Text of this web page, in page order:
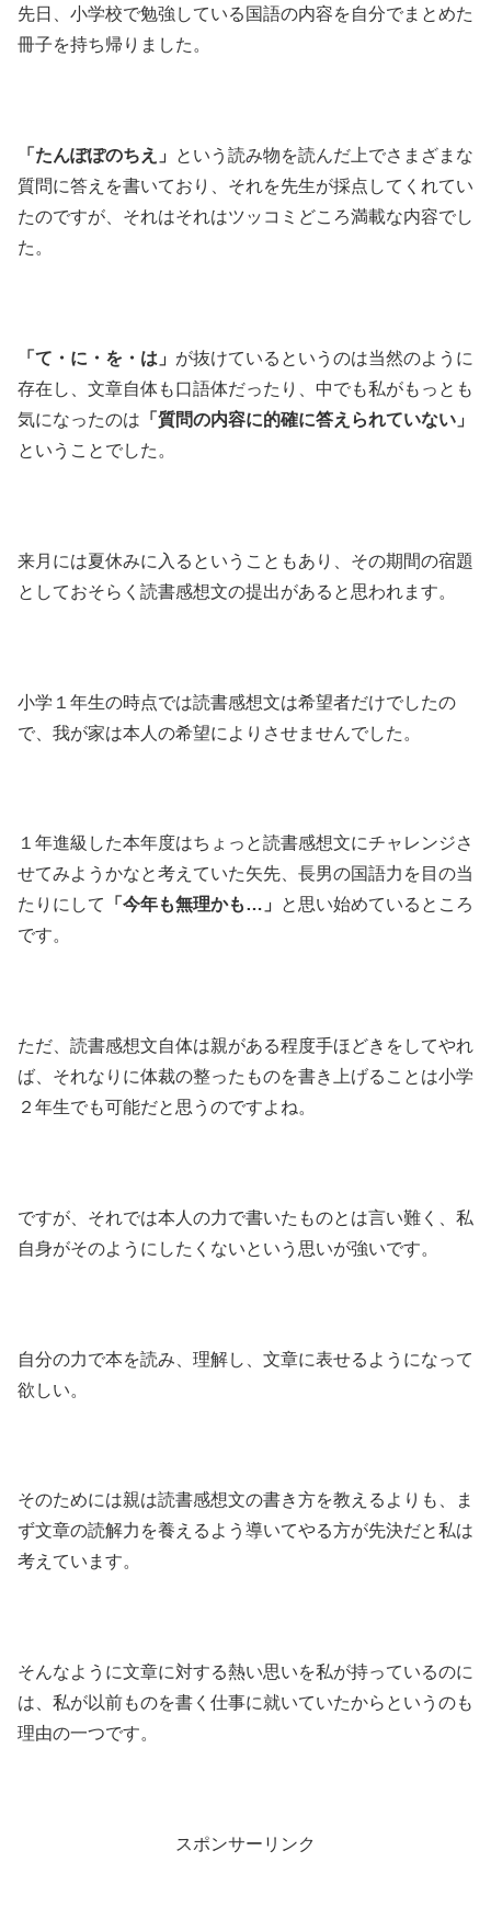
先日、小学校で勉強している国語の内容を自分でまとめた
冊子を持ち帰りました。
「たんぽぽのちえ」
という読み物を読んだ上でさまざまな
質問に答えを書いており、それを先生が採点してくれてい
たのですが、それはそれはツッコミどころ満載な内容でし
た。
「て・に・を・は」 が抜けているというのは当然のように
存在し、文章自体も口語体だったり、中でも私がもっとも
気になったのは 「質問の内容に的確に答えられていない」
ということでした。
来月には夏休みに入るということもあり、その期間の宿題
としておそらく読書感想文の提出があると思われます。
小学１年生の時点では読書感想文は希望者だけでしたの
で、我が家は本人の希望によりさせませんでした。
１年進級した本年度はちょっと読書感想文にチャレンジさ
せてみようかなと考えていた矢先、長男の国語力を目の当
たりにして
「今年も無理かも…」
と思い始めているところ
です。
ただ、読書感想文自体は親がある程度手ほどきをしてやれ
ば、それなりに体裁の整ったものを書き上げることは小学
２年生でも可能だと思うのですよね。
ですが、それでは本人の力で書いたものとは言い難く、私
自身がそのようにしたくないという思いが強いです。
自分の力で本を読み、理解し、文章に表せるようになって
欲しい。
そのためには親は読書感想文の書き方を教えるよりも、ま
ず文章の読解力を養えるよう導いてやる方が先決だと私は
考えています。
そんなように文章に対する熱い思いを私が持っているのに
は、私が以前ものを書く仕事に就いていたからというのも
理由の一つです。
スポンサーリンク